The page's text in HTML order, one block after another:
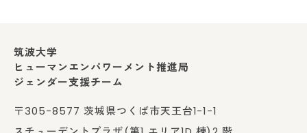
筑波大学
ヒューマンエンパワーメント推進局
ジェンダー支援チーム
〒305-8577 茨城県つくば市天王台1-1-1